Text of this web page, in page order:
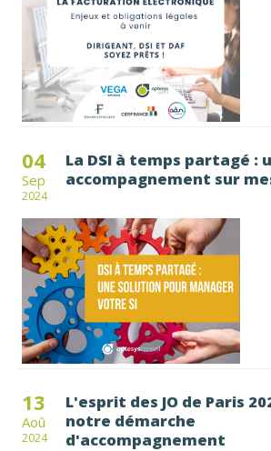
04
Sep
2024
La DSI à temps partagé :
accompagnement sur
13
Aoû
2024
L'esprit des JO de Paris
notre démarche
d'accompagnement